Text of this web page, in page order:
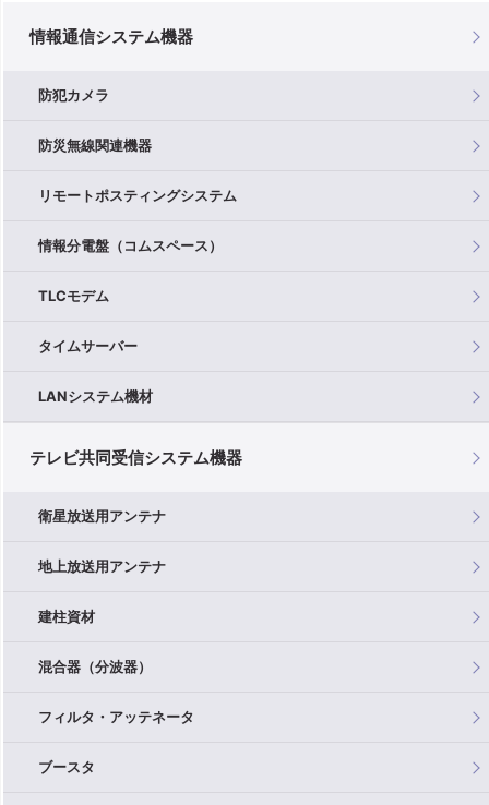
情報通信システム機器
防犯カメラ
防災無線関連機器
リモートポスティングシステム
情報分電盤（コムスペース）
TLCモデム
タイムサーバー
LANシステム機材
テレビ共同受信システム機器
衛星放送用アンテナ
地上放送用アンテナ
建柱資材
混合器（分波器）
フィルタ・アッテネータ
ブースタ